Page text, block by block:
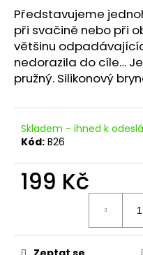
hvězdiček.
Představujeme
při svačině nebo při
většinu
nedorazila do cíle…
pružný. Silikonový
Skladem - ihned k
Kód: B26
199 Kč
D
o
p
o
r
u
č
u
e
m